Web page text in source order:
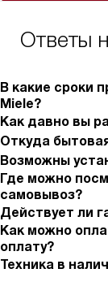
Ответы
В какие сроки
Miele?
Как давно вы
Откуда
Возможны
Где можно
самовывоз?
Действует ли
Как можно
оплату?
Техника в